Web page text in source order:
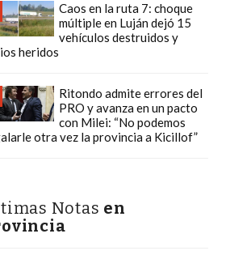
Caos en la ruta 7: choque
múltiple en Luján dejó 15
vehículos destruidos y
heridos
Ritondo admite errores del
PRO y avanza en un pacto
con Milei: “No podemos
otra vez la provincia a Kicillof”
Notas en